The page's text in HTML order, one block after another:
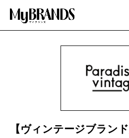
【ヴィンテージブラン